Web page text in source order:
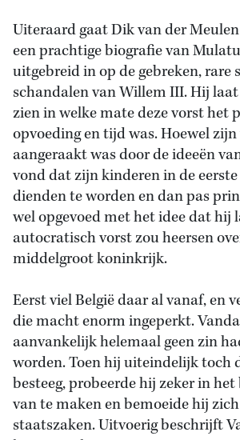
Uiteraard gaat Dik van der
een prachtige biografie van
uitgebreid in op de gebreken, rare
schandalen van Willem III. Hij
zien in welke mate deze vorst het
opvoeding en tijd was. Hoewel
aangeraakt was door de ideeën
vond dat zijn kinderen in de
dienden te worden en dan pas
wel opgevoed met het idee dat hij
autocratisch vorst zou heersen
middelgroot koninkrijk.
Eerst viel België daar al vanaf, en
die macht enorm ingeperkt.
aanvankelijk helemaal geen zin
worden. Toen hij uiteindelijk toch
besteeg, probeerde hij zeker in
van te maken en bemoeide hij
staatszaken. Uitvoerig beschrijft